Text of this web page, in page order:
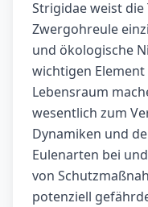
Strigidae weist
Zwergohreule
und ökologische
wichtigen
Lebensraum
wesentlich zum
Dynamiken und
Eulenarten bei
von
potenziell